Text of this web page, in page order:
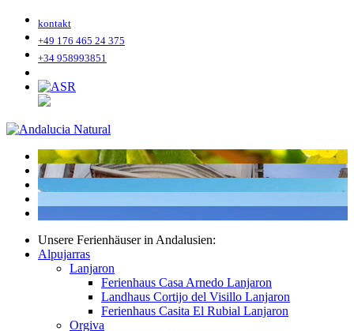
kontakt
+49 176 465 24 375
+34 958993851
Unsere Ferienhäuser in Andalusien:
Alpujarras
Lanjaron
Ferienhaus Casa Arnedo Lanjaron
Landhaus Cortijo del Visillo Lanjaron
Ferienhaus Casita El Rubial Lanjaron
Orgiva